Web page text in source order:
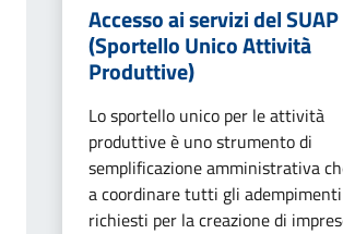
Accesso ai servizi del SUAP
(Sportello Unico Attività
Produttive)
Lo sportello unico per le attività
produttive è uno strumento di
semplificazione amministrativa
a coordinare tutti gli adempimenti
richiesti per la creazione di